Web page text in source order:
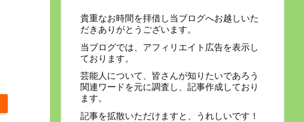
貴重なお時間を拝借し当ブログへお越しいた
だきありがとうございます。
当ブログでは、アフィリエイト広告を表示し
ております。
芸能人について、皆さんが知りたいであろう
関連ワードを元に調査し、記事作成しており
ます。
記事を拡散いただけますと、うれしいです！